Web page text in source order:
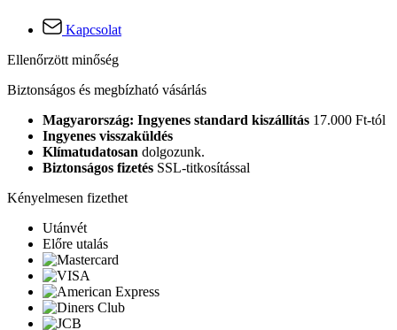
Kapcsolat
Ellenőrzött minőség
Biztonságos és megbízható vásárlás
Magyarország: Ingyenes standard kiszállítás 17.000 Ft-tól
Ingyenes visszaküldés
Klímatudatosan dolgozunk.
Biztonságos fizetés SSL-titkosítással
Kényelmesen fizethet
Utánvét
Előre utalás